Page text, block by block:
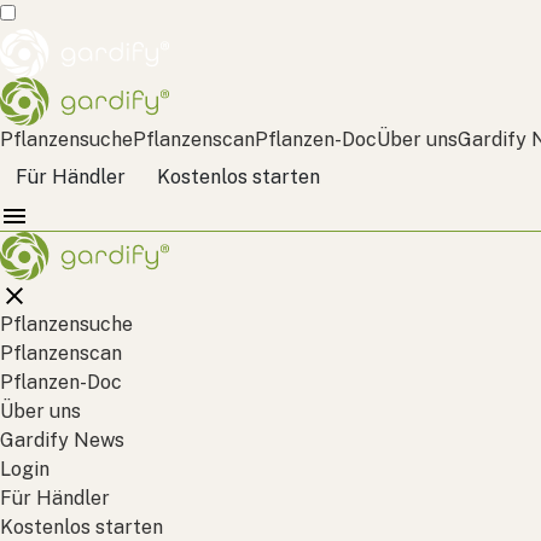
PflanzensuchePflanzenscanPflanzen-DocÜber unsGardify
Für Händler
Kostenlos starten
Pflanzensuche
Pflanzenscan
Pflanzen-Doc
Über uns
Gardify News
Login
Für Händler
Kostenlos starten